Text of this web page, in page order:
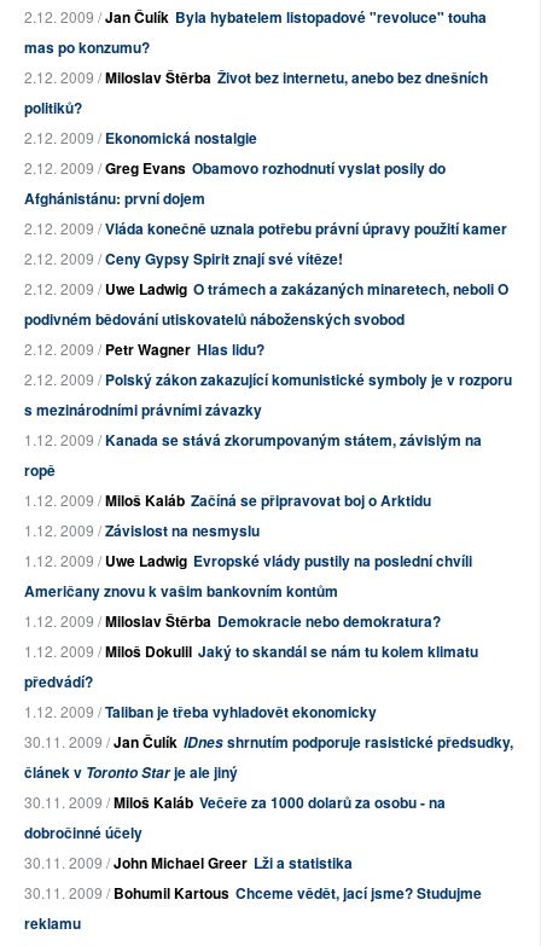
2.12. 2009 /Jan Čulík Byla hybatelem listopadové "revoluce" touha
mas po konzumu?
2.12. 2009 /Miloslav Štěrba Život bez internetu, anebo bez dnešních
politiků?
2.12. 2009 /Ekonomická nostalgie
2.12. 2009 /Greg Evans Obamovo rozhodnutí vyslat posily do
Afghánistánu: první dojem
2.12. 2009 /Vláda konečně uznala potřebu právní úpravy použití kamer
2.12. 2009 /Ceny Gypsy Spirit znají své vítěze!
2.12. 2009 /Uwe Ladwig O trámech a zakázaných minaretech, neboli O
podivném bědování utiskovatelů náboženských svobod
2.12. 2009 /Petr Wagner Hlas lidu?
2.12. 2009 /Polský zákon zakazující komunistické symboly je v rozporu
s mezinárodními právními závazky
1.12. 2009 /Kanada se stává zkorumpovaným státem, závislým na
ropě
1.12. 2009 /Miloš Kaláb Začíná se připravovat boj o Arktidu
1.12. 2009 /Závislost na nesmyslu
1.12. 2009 /Uwe Ladwig Evropské vlády pustily na poslední chvíli
Američany znovu k vašim bankovním kontům
1.12. 2009 /Miloslav Štěrba Demokracie nebo demokratura?
1.12. 2009 /Miloš Dokulil Jaký to skandál se nám tu kolem klimatu
předvádí?
1.12. 2009 /Taliban je třeba vyhladovět ekonomicky
30.11. 2009 /Jan Čulík IDnesshrnutím podporuje rasistické předsudky,
článek v Toronto Starje ale jiný
30.11. 2009 /Miloš Kaláb Večeře za 1000 dolarů za osobu - na
dobročinné účely
30.11. 2009 /John Michael Greer Lži a statistika
30.11. 2009 /Bohumil Kartous Chceme vědět, jací jsme? Studujme
reklamu